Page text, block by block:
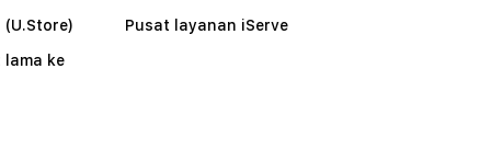
lama ke
Pusat layanan iServe